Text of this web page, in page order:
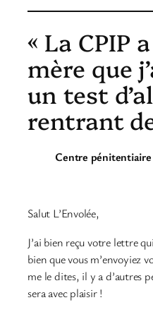
« La CPIP
mère que
un test
rentrant
Centre
Salut L’Envolée,
J’ai bien reçu votre lettre
bien que vous m’envoyiez
me le dites, il y a d’autres
sera avec plaisir !